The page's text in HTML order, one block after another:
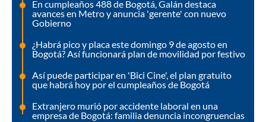
En cumpleaños 488 de Bogotá, Galán destaca
avances en Metro y anuncia 'gerente' con nuevo
Gobierno
¿Habrá pico y placa este domingo 9 de agosto en
Bogotá? Así funcionará plan de movilidad por festivo
Así puede participar en 'Bici Cine', el plan gratuito
que habrá hoy por el cumpleaños de Bogotá
Extranjero murió por accidente laboral en una
empresa de Bogotá: familia denuncia incongruencias